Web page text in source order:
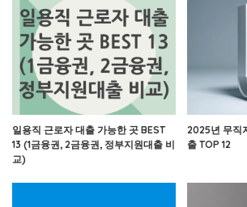
일용직 근로자 대출 가능한 곳 BEST
13 (1금융권, 2금융권, 정부지원대출 비
교)
2025년 무직
출 TOP 12